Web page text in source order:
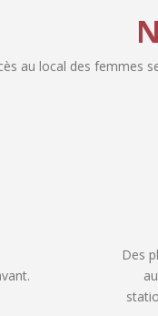
au local des femmes
Des